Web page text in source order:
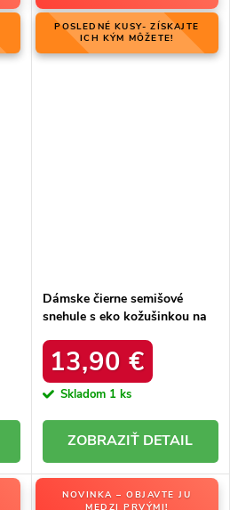
POSLEDNÉ KUSY- ZÍSKAJTE
ICH KÝM MÔŽETE!
Dámske čierne semišové
snehule s eko kožušinkou na
BLACK
13,90 €
Skladom 1 ks
DETAIL
NOVINKA – OBJAVTE JU
MEDZI PRVÝMI!